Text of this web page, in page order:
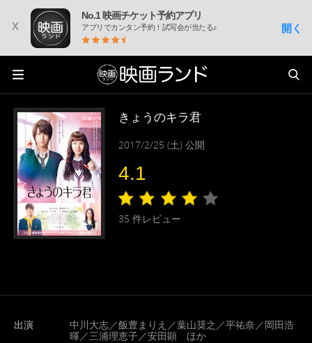
x
No.1 映画チケット予約アプリ
アプリでカンタン予約！試写会が当たる♪ 開く
きょうのキラ君
2017/2/25 (土) 公開
4.1
35 件レビュー
出演
中川大志／飯豊まりえ／葉山奨之／平祐奈／岡田浩
暉／三浦理恵子／安田顕 ほか